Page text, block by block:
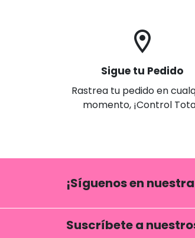
location_on
Sigue tu Pedido
Rastrea tu pedido en
momento, ¡Control
¡Síguenos en
Suscríbete a